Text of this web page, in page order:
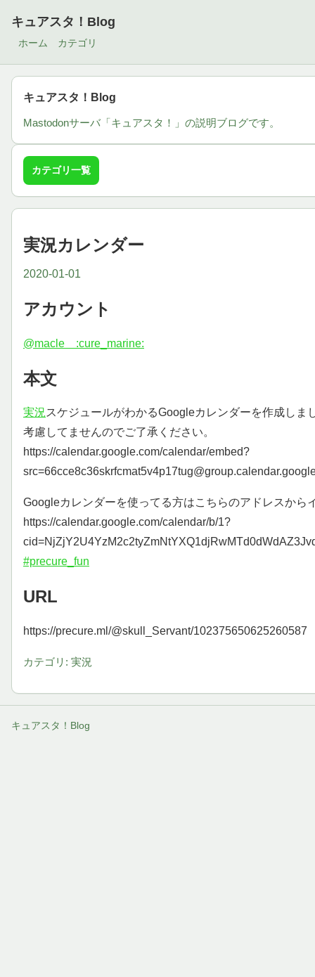
キュアスタ！Blog
ホーム カテゴリ
キュアスタ！Blog
Mastodonサーバ「キュアスタ！」の説明ブログです。
カテゴリ一覧
実況カレンダー
2020-01-01
アカウント
@macle :cure_marine:
本文
実況スケジュールがわかるGoogleカレンダーを作成しま
考慮してませんのでご了承ください。
https://calendar.google.com/calendar/embed?
Googleカレンダーを使ってる方はこちらのアドレスから
https://calendar.google.com/calendar/b/1?
#precure_fun
URL
https://precure.ml/@skull_Servant/102375650625260587
カテゴリ: 実況
キュアスタ！Blog